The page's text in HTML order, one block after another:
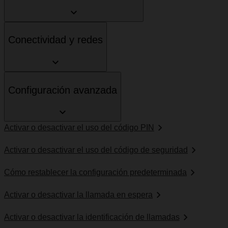
Conectividad y redes
Configuración avanzada
Activar o desactivar el uso del código PIN
Activar o desactivar el uso del código de seguridad
Cómo restablecer la configuración predeterminada
Activar o desactivar la llamada en espera
Activar o desactivar la identificación de llamadas